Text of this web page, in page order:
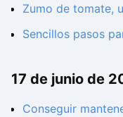
Zumo de tomate,
Sencillos pasos
17 de junio de
Conseguir